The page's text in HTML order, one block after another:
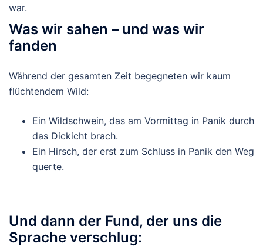
war.
Was wir sahen – und was wir
fanden
Während der gesamten Zeit begegneten wir kaum
flüchtendem Wild:
Ein Wildschwein, das am Vormittag in Panik durch
das Dickicht brach.
Ein Hirsch, der erst zum Schluss in Panik den Weg
querte.
Und dann der Fund, der uns die
Sprache verschlug: